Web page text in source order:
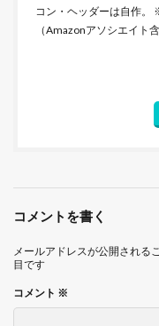
コン・ヘッダーは自作
（Amazonアソシエイト
コメントを書く
メールアドレスが公開される
目です
コメント ※